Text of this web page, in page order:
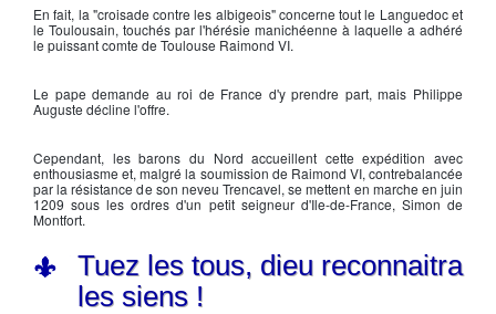
En fait, la "croisade contre les albigeois" concerne tout le Languedoc et
le Toulousain, touchés par l'hérésie manichéenne à laquelle a adhéré
le puissant comte de Toulouse Raimond VI.
Le pape demande au roi de France d'y prendre part, mais Philippe
Auguste décline l'offre.
Cependant, les barons du Nord accueillent cette expédition avec
enthousiasme et, malgré la soumission de Raimond VI, contrebalancée
par la résistance de son neveu Trencavel, se mettent en marche en juin
1209 sous les ordres d'un petit seigneur d'Ile-de-France, Simon de
Montfort.
Tuez les tous, dieu reconnaitra
les siens !